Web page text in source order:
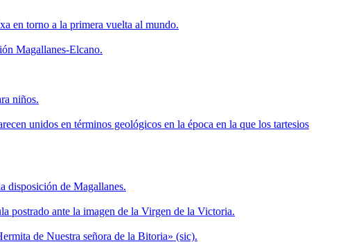
en torno a la primera vuelta al mundo.
Magallanes-Elcano.
niños.
unidos en términos geológicos en la época en la que los tartesios
disposición de Magallanes.
postrado ante la imagen de la Virgen de la Victoria.
de Nuestra señora de la Bitoria» (sic).